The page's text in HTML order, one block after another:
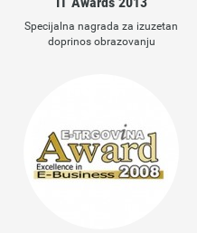
Specijalna nagrada za izuzetan
doprinos obrazovanju